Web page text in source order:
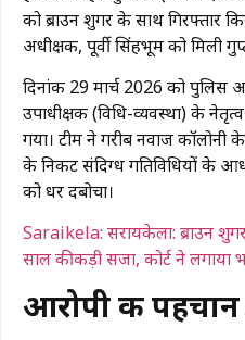
को ब्राउन शुगर के साथ गिरफ्तार
अधीक्षक, पूर्वी सिंहभूम को मिली
दिनांक 29 मार्च 2026 को पुलिस
उपाधीक्षक (विधि-व्यवस्था) के
गया। टीम ने गरीब नवाज
के निकट संदिग्ध गतिविधियों के
को धर दबोचा।
Saraikela: सरायकेला: ब्राउन
साल की कड़ी सजा, कोर्ट ने लगाया
आरोपी की